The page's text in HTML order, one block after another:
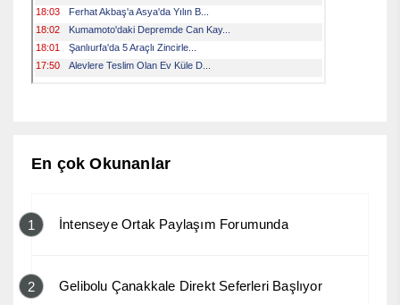
En çok Okunanlar
1 İntenseye Ortak Paylaşım Forumunda
2 Gelibolu Çanakkale Direkt Seferleri Başlıyor